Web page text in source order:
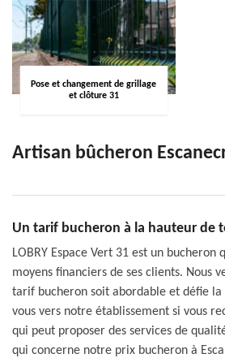
Pose et changement de grillage
et clôture 31
Artisan bûcheron
Un tarif bucheron à la hauteur de
LOBRY Espace Vert 31 est un bucheron
moyens financiers de ses clients. Nous
tarif bucheron soit abordable et défie la
vous vers notre établissement si vous
qui peut proposer des services de
qui concerne notre prix bucheron à